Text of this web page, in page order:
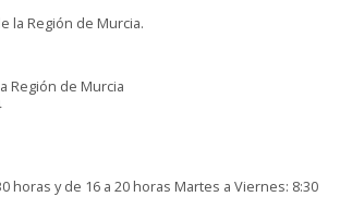
la Región de Murcia.
Región de Murcia
horas y de 16 a 20 horas Martes a Viernes: 8:30